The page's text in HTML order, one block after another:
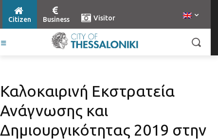
Citizen Business Visitor
Καλοκαιρινή Εκστρατεία
Ανάγνωσης και
Δημιουργικότητας 2019 στην